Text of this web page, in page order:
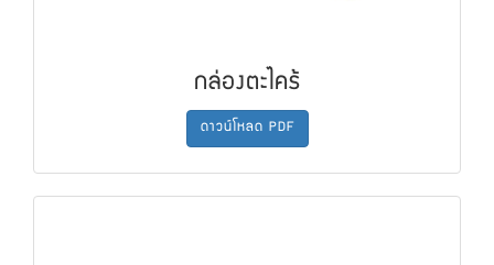
กล่องตะไคร้
ดาวน์โหลด PDF